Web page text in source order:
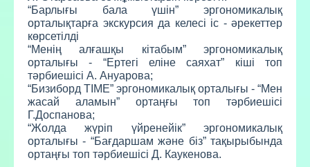
“Барлығы бала үшін” эргономикалық
орталықтарға экскурсия да келесі іс - әрекеттер
көрсетілді
“Менің алғашқы кітабым” эргономикалық
орталығы - “Ертегі еліне саяхат” кіші топ
тәрбиешісі А. Ануарова;
“Бизиборд TIME” эргономикалық орталығы - “Мен
жасай аламын” ортаңғы топ тәрбиешісі
Г.Доспанова;
“Жолда жүріп үйренейік” эргономикалық
орталығы - “Бағдаршам және біз” тақырыбында
ортаңғы топ тәрбиешісі Д. Каукенова.